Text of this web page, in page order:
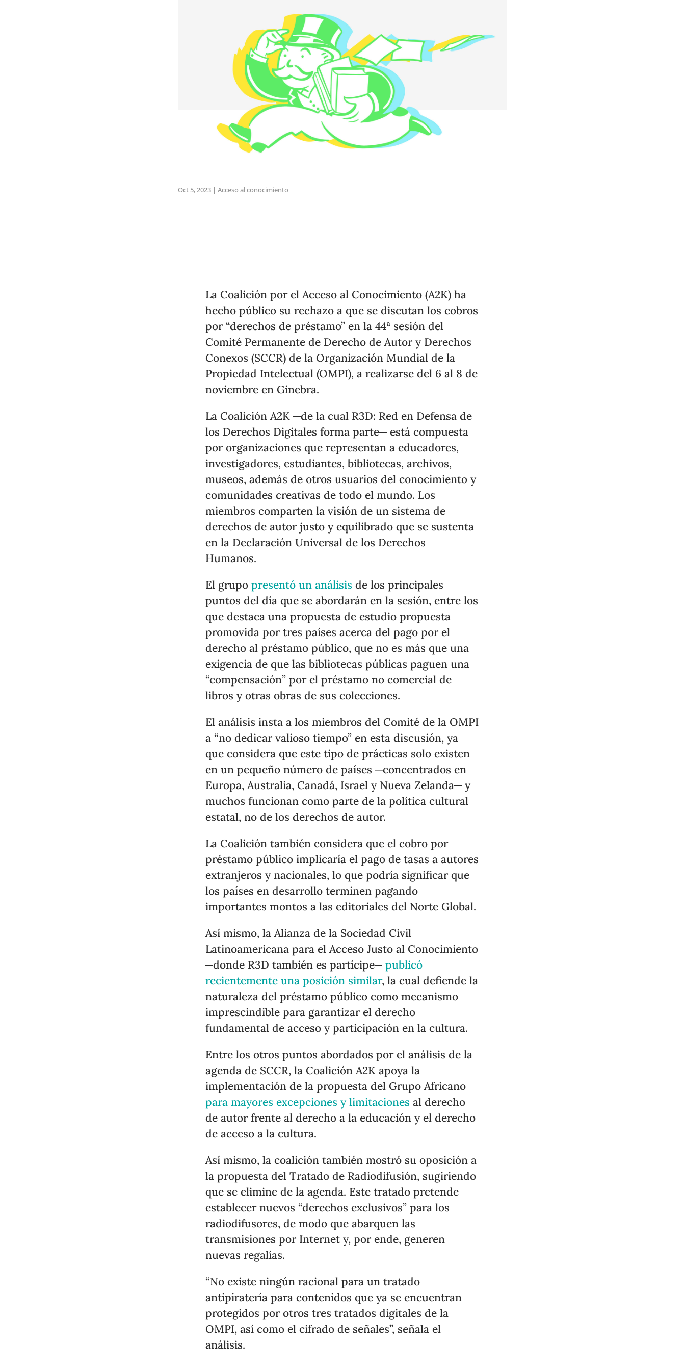
Oct 5, 2023 |Acceso al conocimiento
La Coalición por el Acceso al Conocimiento (A2K) ha
hecho público su rechazo a que se discutan los cobros
por “derechos de préstamo” en la 44ª sesión del
Comité Permanente de Derecho de Autor y Derechos
Conexos (SCCR) de la Organización Mundial de la
Propiedad Intelectual (OMPI), a realizarse del 6 al 8 de
noviembre en Ginebra.
La Coalición A2K ─de la cual R3D: Red en Defensa de
los Derechos Digitales forma parte─ está compuesta
por organizaciones que representan a educadores,
investigadores, estudiantes, bibliotecas, archivos,
museos, además de otros usuarios del conocimiento y
comunidades creativas de todo el mundo. Los
miembros comparten la visión de un sistema de
derechos de autor justo y equilibrado que se sustenta
en la Declaración Universal de los Derechos
Humanos.
El grupopresentó un análisis de los principales
puntos del día que se abordarán en la sesión, entre los
que destaca una propuesta de estudio propuesta
promovida por tres países acerca del pago por el
derecho al préstamo público, que no es más que una
exigencia de que las bibliotecas públicas paguen una
“compensación” por el préstamo no comercial de
libros y otras obras de sus colecciones.
El análisis insta a los miembros del Comité de la OMPI
a “no dedicar valioso tiempo” en esta discusión, ya
que considera que este tipo de prácticas solo existen
en un pequeño número de países ─concentrados en
Europa, Australia, Canadá, Israel y Nueva Zelanda─ y
muchos funcionan como parte de la política cultural
estatal, no de los derechos de autor.
La Coalición también considera que el cobro por
préstamo público implicaría el pago de tasas a autores
extranjeros y nacionales, lo que podría significar que
los países en desarrollo terminen pagando
importantes montos a las editoriales del Norte Global.
Así mismo, la Alianza de la Sociedad Civil
Latinoamericana para el Acceso Justo al Conocimiento
─donde R3D también es partícipe─publicó
recientemente una posición similar, la cual defiende la
naturaleza del préstamo público como mecanismo
imprescindible para garantizar el derecho
fundamental de acceso y participación en la cultura.
Entre los otros puntos abordados por el análisis de la
agenda de SCCR, la Coalición A2K apoya la
implementación de la propuesta del Grupo Africano
para mayores excepciones y limitaciones al derecho
de autor frente al derecho a la educación y el derecho
de acceso a la cultura.
Así mismo, la coalición también mostró su oposición a
la propuesta del Tratado de Radiodifusión, sugiriendo
que se elimine de la agenda. Este tratado pretende
establecer nuevos “derechos exclusivos” para los
radiodifusores, de modo que abarquen las
transmisiones por Internet y, por ende, generen
nuevas regalías.
“No existe ningún racional para un tratado
antipiratería para contenidos que ya se encuentran
protegidos por otros tres tratados digitales de la
OMPI, así como el cifrado de señales”, señala el
análisis.